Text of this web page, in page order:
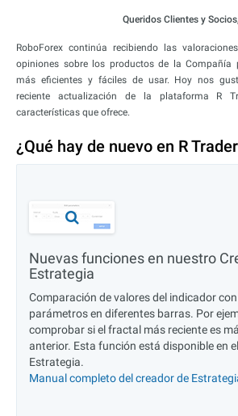
Queridos Clientes y Socios,
RoboForex continúa recibiendo las
opiniones sobre los productos de la Compañía
más eficientes y fáciles de usar. Hoy nos
reciente actualización de la plataforma R
características que ofrece.
¿Qué hay de nuevo en R
Nuevas funciones en nuestro
Estrategia
Comparación de valores del indicador
parámetros en diferentes barras. Por
comprobar si el fractal más reciente es
anterior. Esta función está disponible en
Estrategia.
Manual completo del creador de